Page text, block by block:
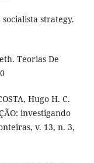
socialista strategy.
Teorias De
Hugo H. C.
investigando
v. 13, n. 3,